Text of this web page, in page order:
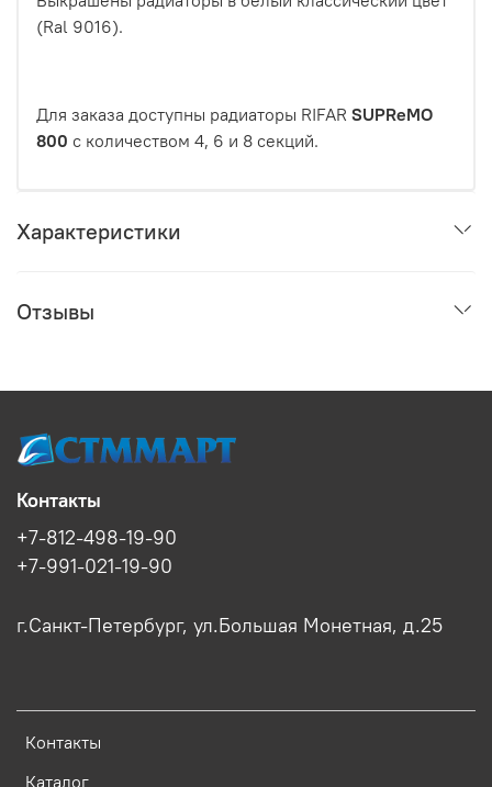
(Ral 9016).
Для заказа доступны радиаторы RIFAR SUPReMO
800 с количеством 4, 6 и 8 секций.
Характеристики
Отзывы
Контакты
Каталог
Контакты
+7-812-498-19-90
+7-991-021-19-90
г.Санкт-Петербург, ул.Большая Монетная, д.25